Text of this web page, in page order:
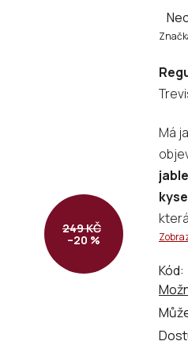
je
0,0
z
5
Má
Kód:
249 KČ
–20 %